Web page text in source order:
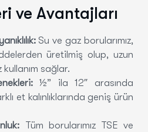
ve Avantajları
:Su ve gaz borularımız,
üretilmiş olup, uzun
sağlar.
:½” ila 12″ arasında
et kalınlıklarında geniş ürün
: Tüm borularımız TSE ve